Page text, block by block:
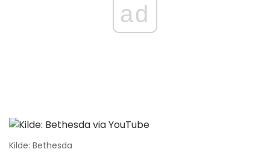
ad
Kilde: Bethesda